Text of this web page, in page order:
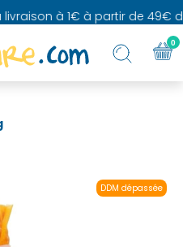
livraison à 1€ à partir de 49€
DDM dépassée
0